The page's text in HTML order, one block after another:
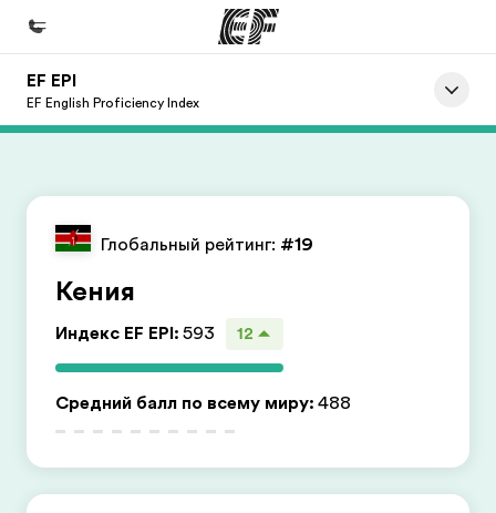
Главная
Найти ближайший офис
О нас
Карьера
Присоединиться к нашей команде
EF EPI
EF English Proficiency Index
Глобальный рейтинг: #19
Кения
Индекс EF EPI: 593 12
Средний балл по всему миру: 488